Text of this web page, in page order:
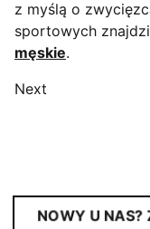
z myślą o
sportowych
męskie.
Next
NOWY U NAS?